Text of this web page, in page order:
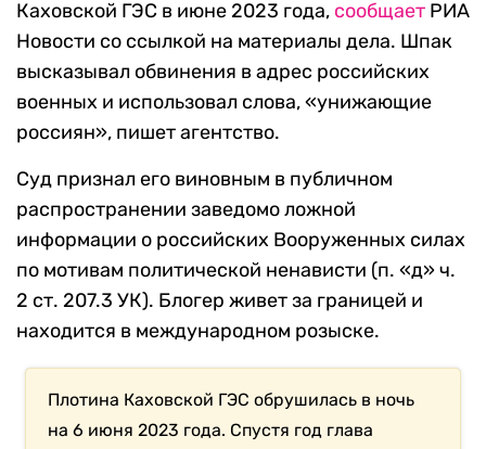
Каховской ГЭС в июне 2023 года, сообщает РИА
Новости со ссылкой на материалы дела. Шпак
высказывал обвинения в адрес российских
военных и использовал слова, «унижающие
россиян», пишет агентство.
Суд признал его виновным в публичном
распространении заведомо ложной
информации о российских Вооруженных силах
по мотивам политической ненависти (п. «д» ч.
2 ст. 207.3 УК). Блогер живет за границей и
находится в международном розыске.
Плотина Каховской ГЭС обрушилась в ночь
на 6 июня 2023 года. Спустя год глава